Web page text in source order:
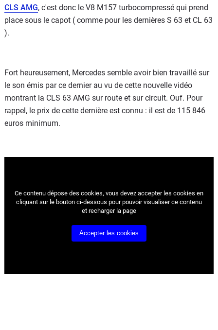
CLS AMG, c'est donc le V8 M157 turbocompressé qui prend
place sous le capot ( comme pour les dernières S 63 et CL 63
).
Fort heureusement, Mercedes semble avoir bien travaillé sur
le son émis par ce dernier au vu de cette nouvelle vidéo
montrant la CLS 63 AMG sur route et sur circuit. Ouf. Pour
rappel, le prix de cette dernière est connu : il est de 115 846
euros minimum.
Ce contenu dépose des cookies, vous devez accepter les cookies en
cliquant sur le bouton ci-dessous pour pouvoir visualiser ce contenu
et recharger la page
Accepter les cookies